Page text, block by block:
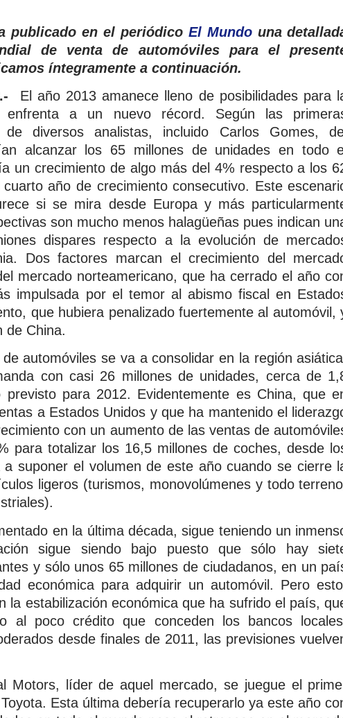
publicado en el periódicoEl Mundouna
de venta de automóviles para el
íntegramente a continuación.
El año 2013 amanece lleno de posibilidades para
a un nuevo récord. Según las
diversos analistas, incluido Carlos Gomes,
alcanzar los 65 millones de unidades en todo
un crecimiento de algo más del 4% respecto a los
año de crecimiento consecutivo. Este
si se mira desde Europa y más
son mucho menos halagüeñas pues indican
dispares respecto a la evolución de
Dos factores marcan el crecimiento del
mercado norteamericano, que ha cerrado el año
impulsada por el temor al abismo fiscal en
que hubiera penalizado fuertemente al automóvil,
de China.
automóviles se va a consolidar en la región
con casi 26 millones de unidades, cerca de
para 2012. Evidentemente es China, que
a Estados Unidos y que ha mantenido el
con un aumento de las ventas de
para totalizar los 16,5 millones de coches, desde
suponer el volumen de este año cuando se cierre
ligeros (turismos, monovolúmenes y todo
en la última década, sigue teniendo un
sigue siendo bajo puesto que sólo hay
y sólo unos 65 millones de ciudadanos, en un
económica para adquirir un automóvil. Pero
la estabilización económica que ha sufrido el país,
al poco crédito que conceden los bancos
desde finales de 2011, las previsiones
Motors, líder de aquel mercado, se juegue el
Esta última debería recuperarlo ya este año